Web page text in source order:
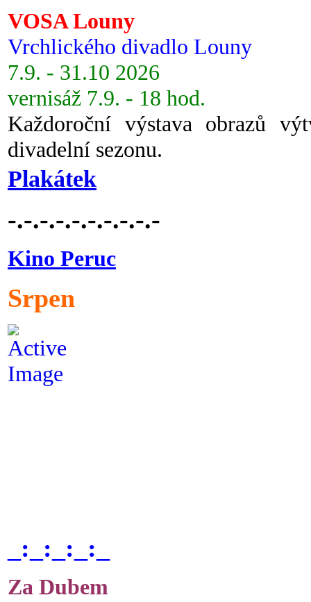
VOSA Louny
Vrchlického divadlo Louny
7.9. - 31.10 2026
vernisáž 7.9. - 18 hod.
Každoroční výstava obrazů
divadelní sezonu.
Plakátek
-.-.-.-.-.-.-.-.-.-
Kino Peruc
Srpen
_:_:_:_:_
Za Dubem